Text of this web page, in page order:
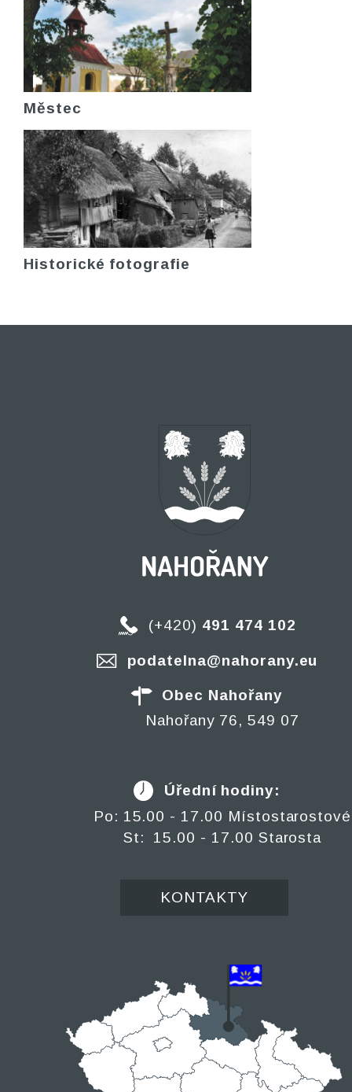
Městec
Historické fotografie
(+420) 491 474 102
podatelna@nahorany.eu
Obec Nahořany
Nahořany 76, 549 07
Úřední hodiny:
Po: 15.00 - 17.00 Místostarostové
St: 15.00 - 17.00 Starosta
KONTAKTY